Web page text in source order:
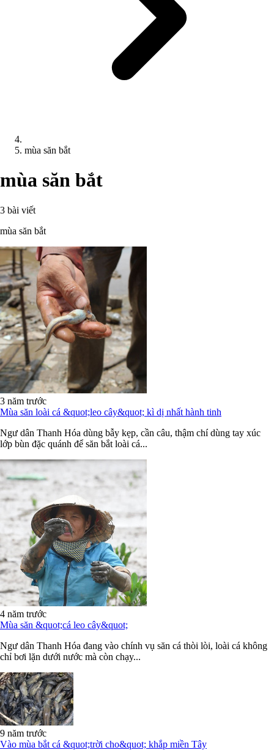
mùa săn bắt
mùa săn bắt
3 bài viết
mùa săn bắt
3 năm trước
Mùa săn loài cá &quot;leo cây&quot; kì dị nhất hành tinh
Ngư dân Thanh Hóa dùng bẫy kẹp, cần câu, thậm chí dùng tay xúc
lớp bùn đặc quánh để săn bắt loài cá...
4 năm trước
Mùa săn &quot;cá leo cây&quot;
Ngư dân Thanh Hóa đang vào chính vụ săn cá thòi lòi, loài cá không
chỉ bơi lặn dưới nước mà còn chạy...
9 năm trước
Vào mùa bắt cá &quot;trời cho&quot; khắp miền Tây